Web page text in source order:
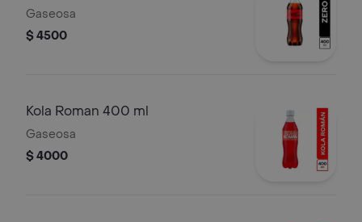
Gaseosa
$ 4500
Kola Roman 400 ml
Gaseosa
$ 4000